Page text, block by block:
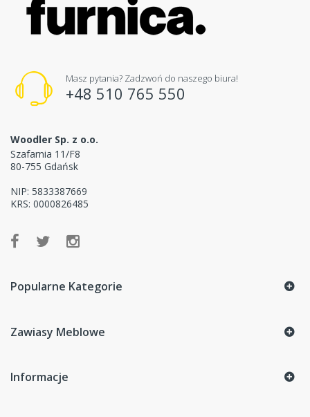
Masz pytania? Zadzwoń do naszego biura!
+48 510 765 550
Woodler Sp. z o.o.
Szafarnia 11/F8
80-755 Gdańsk
NIP: 5833387669
KRS: 0000826485
Popularne Kategorie
Zawiasy Meblowe
Informacje